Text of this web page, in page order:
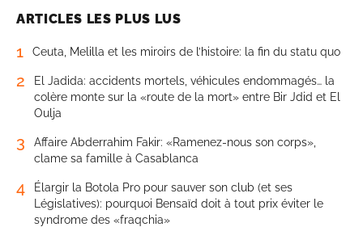
ARTICLES LES PLUS LUS
1 Ceuta, Melilla et les miroirs de l’histoire: la fin du statu quo
2
El Jadida: accidents mortels, véhicules endommagés… la
colère monte sur la «route de la mort» entre Bir Jdid et El
Oulja
3
Affaire Abderrahim Fakir: «Ramenez-nous son corps»,
clame sa famille à Casablanca
4
Élargir la Botola Pro pour sauver son club (et ses
Législatives): pourquoi Bensaïd doit à tout prix éviter le
syndrome des «fraqchia»